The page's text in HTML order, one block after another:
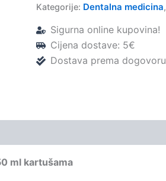
–
količina
Kategorije: Dentalna medicina,
Sigurna online kupovina!
Cijena dostave: 5€
Dostava prema dogovoru
ml kartušama